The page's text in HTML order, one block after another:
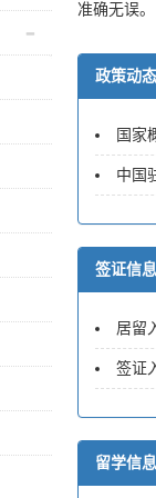
准确无误。
政策动态
国家
中国
签证信息
居留
签证
留学信息